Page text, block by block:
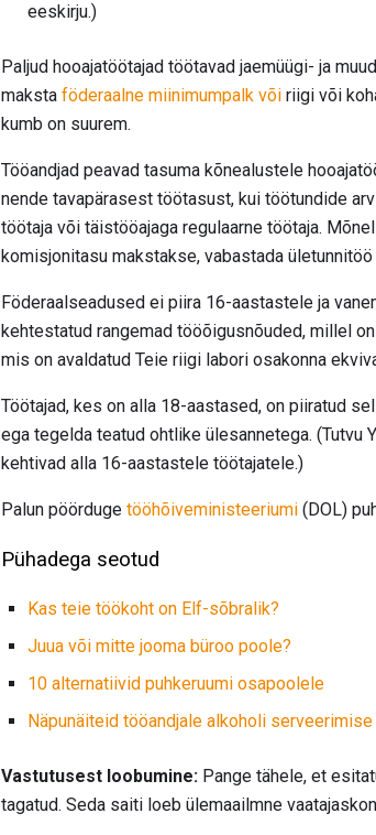
eeskirju.)
Paljud hooajatöötajad töötavad jaemüügi- ja
maksta föderaalne miinimumpalk või riigi või
kumb on suurem.
Tööandjad peavad tasuma kõnealustele
nende tavapärasest töötasust, kui töötundide
töötaja või täistööajaga regulaarne töötaja.
komisjonitasu makstakse, vabastada
Föderaalseadused ei piira 16-aastastele ja
kehtestatud rangemad tööõigusnõuded, millel
mis on avaldatud Teie riigi labori osakonna
Töötajad, kes on alla 18-aastased, on piiratud
ega tegelda teatud ohtlike ülesannetega. (Tutvu
kehtivad alla 16-aastastele töötajatele.)
Palun pöörduge tööhõiveministeeriumi (DOL)
Pühadega seotud
Kas teie töökoht on Elf-sõbralik?
Juua või mitte jooma büroo poole?
10 alternatiivid puhkeruumi osapoolele
Näpunäiteid tööandjale alkoholi
Vastutusest loobumine: Pange tähele, et
tagatud. Seda saiti loeb ülemaailmne